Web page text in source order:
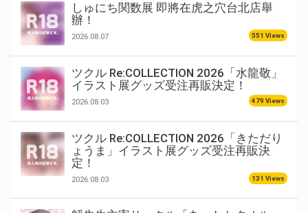
しゅにち関数展 即將在虎之穴台北店舉
辦！
2026.08.07 551 Views
ツクル Re:COLLECTION 2026「水龍敬」
イラスト展グッズ受注再販決定！
2026.08.03 479 Views
ツクル Re:COLLECTION 2026「きただり
ょうま」イラスト展グッズ受注再販決
定！
2026.08.03 131 Views